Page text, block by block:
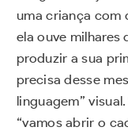
uma criança com
ela ouve milhares
produzir a sua
precisa desse
linguagem”
“vamos abrir o